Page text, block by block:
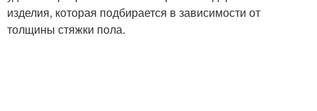
изделия, которая подбирается в зависимости от
толщины стяжки пола.